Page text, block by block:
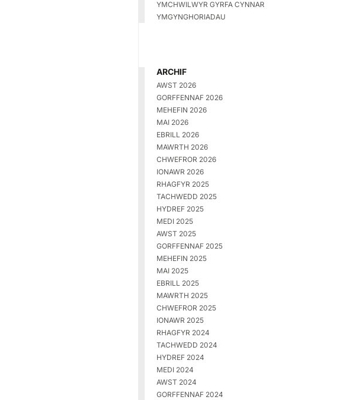
YMCHWILWYR GYRFA CYNNAR
YMGYNGHORIADAU
ARCHIF
AWST 2026
GORFFENNAF 2026
MEHEFIN 2026
MAI 2026
EBRILL 2026
MAWRTH 2026
CHWEFROR 2026
IONAWR 2026
RHAGFYR 2025
TACHWEDD 2025
HYDREF 2025
MEDI 2025
AWST 2025
GORFFENNAF 2025
MEHEFIN 2025
MAI 2025
EBRILL 2025
MAWRTH 2025
CHWEFROR 2025
IONAWR 2025
RHAGFYR 2024
TACHWEDD 2024
HYDREF 2024
MEDI 2024
AWST 2024
GORFFENNAF 2024